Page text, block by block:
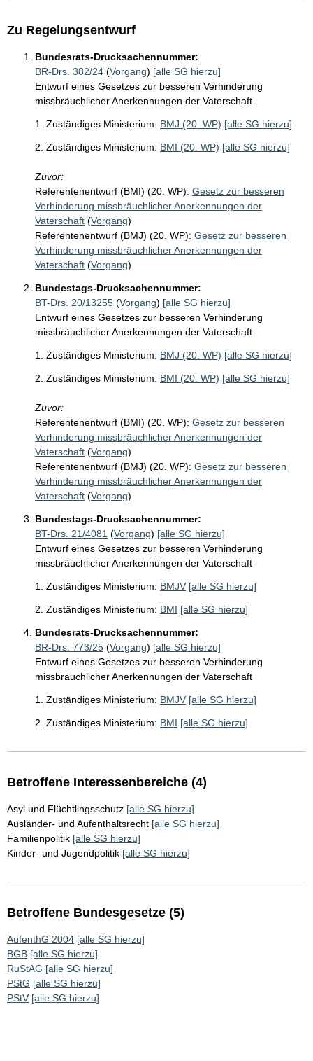
Zu Regelungsentwurf
Bundesrats-Drucksachennummer:
BR-Drs. 382/24 (Vorgang) [alle SG hierzu]
Entwurf eines Gesetzes zur besseren Verhinderung
missbräuchlicher Anerkennungen der Vaterschaft
1. Zuständiges Ministerium: BMJ (20. WP) [alle SG hierzu]
2. Zuständiges Ministerium: BMI (20. WP) [alle SG hierzu]
Zuvor:
Referentenentwurf (BMI) (20. WP): Gesetz zur besseren
Verhinderung missbräuchlicher Anerkennungen der
Vaterschaft (Vorgang)
Referentenentwurf (BMJ) (20. WP): Gesetz zur besseren
Verhinderung missbräuchlicher Anerkennungen der
Vaterschaft (Vorgang)
Bundestags-Drucksachennummer:
BT-Drs. 20/13255 (Vorgang) [alle SG hierzu]
Entwurf eines Gesetzes zur besseren Verhinderung
missbräuchlicher Anerkennungen der Vaterschaft
1. Zuständiges Ministerium: BMJ (20. WP) [alle SG hierzu]
2. Zuständiges Ministerium: BMI (20. WP) [alle SG hierzu]
Zuvor:
Referentenentwurf (BMI) (20. WP): Gesetz zur besseren
Verhinderung missbräuchlicher Anerkennungen der
Vaterschaft (Vorgang)
Referentenentwurf (BMJ) (20. WP): Gesetz zur besseren
Verhinderung missbräuchlicher Anerkennungen der
Vaterschaft (Vorgang)
Bundestags-Drucksachennummer:
BT-Drs. 21/4081 (Vorgang) [alle SG hierzu]
Entwurf eines Gesetzes zur besseren Verhinderung
missbräuchlicher Anerkennungen der Vaterschaft
1. Zuständiges Ministerium: BMJV [alle SG hierzu]
2. Zuständiges Ministerium: BMI [alle SG hierzu]
Bundesrats-Drucksachennummer:
BR-Drs. 773/25 (Vorgang) [alle SG hierzu]
Entwurf eines Gesetzes zur besseren Verhinderung
missbräuchlicher Anerkennungen der Vaterschaft
1. Zuständiges Ministerium: BMJV [alle SG hierzu]
2. Zuständiges Ministerium: BMI [alle SG hierzu]
Betroffene Interessenbereiche (4)
Asyl und Flüchtlingsschutz [alle SG hierzu]
Ausländer- und Aufenthaltsrecht [alle SG hierzu]
Familienpolitik [alle SG hierzu]
Kinder- und Jugendpolitik [alle SG hierzu]
Betroffene Bundesgesetze (5)
AufenthG 2004 [alle SG hierzu]
BGB [alle SG hierzu]
RuStAG [alle SG hierzu]
PStG [alle SG hierzu]
PStV [alle SG hierzu]